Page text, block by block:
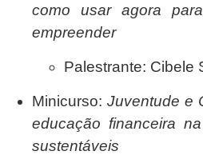
como usar agora
empreender
Palestrante: Cibele
Minicurso: Juventude e
educação financeira
sustentáveis